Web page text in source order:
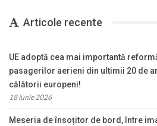
Articole recente
UE adoptă cea mai importantă
pasagerilor aerieni din ultimii 20 de
călătorii europeni!
18 iunie 2026
Meseria de însoțitor de bord, între